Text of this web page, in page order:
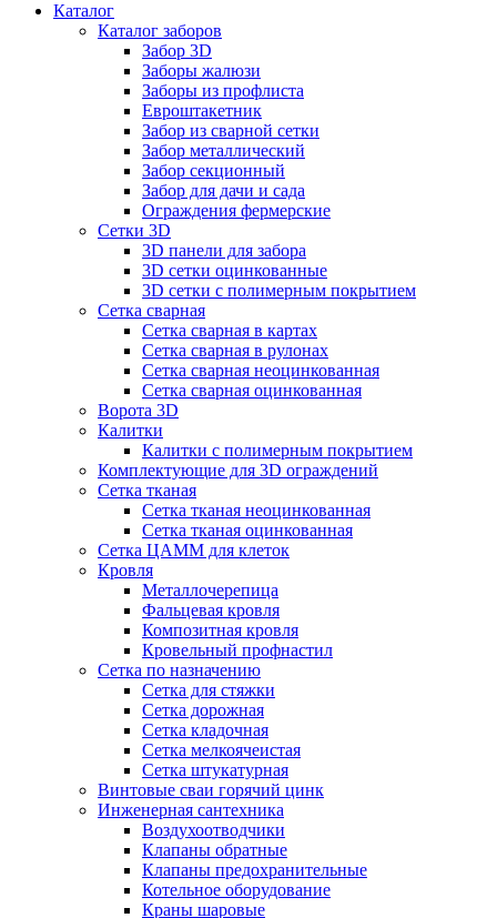
Каталог
Каталог заборов
Забор 3D
Заборы жалюзи
Заборы из профлиста
Евроштакетник
Забор из сварной сетки
Забор металлический
Забор секционный
Забор для дачи и сада
Ограждения фермерские
Сетки 3D
3D панели для забора
3D сетки оцинкованные
3D сетки с полимерным покрытием
Сетка сварная
Сетка сварная в картах
Сетка сварная в рулонах
Сетка сварная неоцинкованная
Сетка сварная оцинкованная
Ворота 3D
Калитки
Калитки с полимерным покрытием
Комплектующие для 3D ограждений
Сетка тканая
Сетка тканая неоцинкованная
Сетка тканая оцинкованная
Сетка ЦАММ для клеток
Кровля
Металлочерепица
Фальцевая кровля
Композитная кровля
Кровельный профнастил
Сетка по назначению
Сетка для стяжки
Сетка дорожная
Сетка кладочная
Сетка мелкоячеистая
Сетка штукатурная
Винтовые сваи горячий цинк
Инженерная сантехника
Воздухоотводчики
Клапаны обратные
Клапаны предохранительные
Котельное оборудование
Краны шаровые